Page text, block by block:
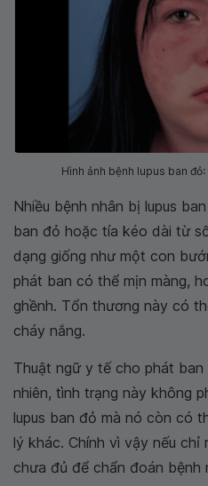
Hình ảnh bệnh lupus ban
Nhiều bệnh nhân bị lupus
ban đỏ hoặc tía kéo dài từ
dạng giống như một con
phát ban có thể mịn màng,
ghềnh. Tổn thương này có
cháy nắng.
Thuật ngữ y tế cho phát ban
nhiên, tình trạng này không
lupus ban đỏ mà nó còn có
lý khác. Chính vì vậy nếu chỉ
chưa đủ để chẩn đoán bệnh